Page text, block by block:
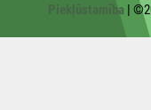
Piekļūstamība|